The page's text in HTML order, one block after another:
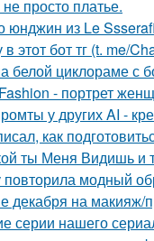
просто платье.
из Le
этот бот тг (t. me/
белой циклораме с
- портрет
у других AI -
как
ты Меня Видишь и
повторила модный
на макияж/
серии нашего